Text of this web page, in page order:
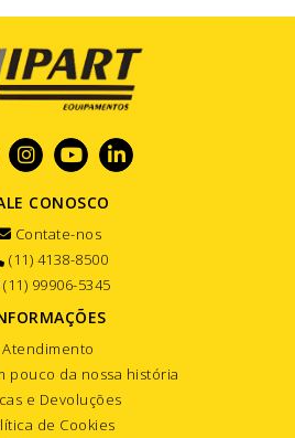
CONOSCO
Contate-nos
(11) 4138-8500
(11) 99906-5345
Atendimento
pouco da nossa história
e Devoluções
de Cookies